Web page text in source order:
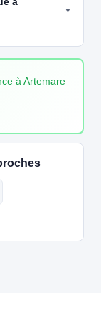
à Artemare